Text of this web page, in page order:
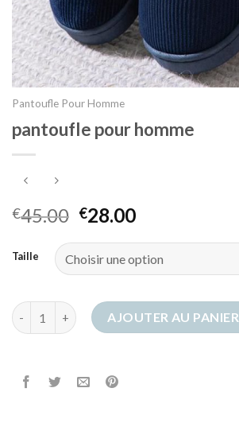
Pantoufle Pour Homme
pantoufle pour homme
€45.00 €28.00
Taille
quantité de pantoufle pour homme
AJOUTER AU PANIER